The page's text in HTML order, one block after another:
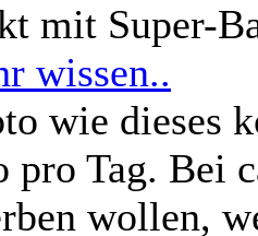
mit Super-
wissen..
wie dieses
pro Tag. Bei
wollen,